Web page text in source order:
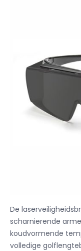
De
scharnierende
koudvormende
volledige